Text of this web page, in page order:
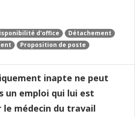
d'office
Détachement
Proposition de poste
inapte ne peut
un emploi qui lui est
le médecin du travail